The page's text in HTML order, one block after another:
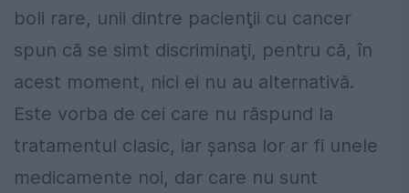
boli rare, unii dintre pacienţii cu cancer
spun că se simt discriminaţi, pentru că, în
acest moment, nici ei nu au alternativă.
Este vorba de cei care nu răspund la
tratamentul clasic, iar șansa lor ar fi unele
medicamente noi, dar care nu sunt